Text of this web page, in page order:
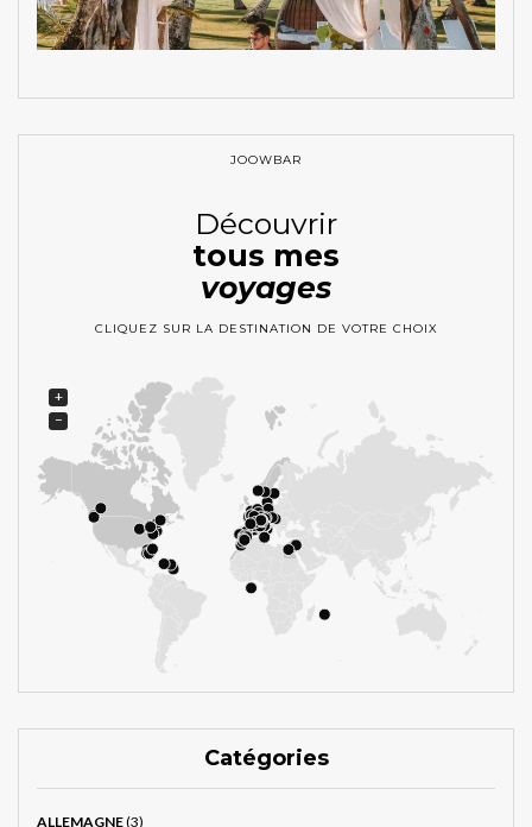
JOOWBAR
Découvrir
tous mes
voyages
CLIQUEZ SUR LA DESTINATION DE VOTRE CHOIX
+
−
Catégories
ALLEMAGNE(3)